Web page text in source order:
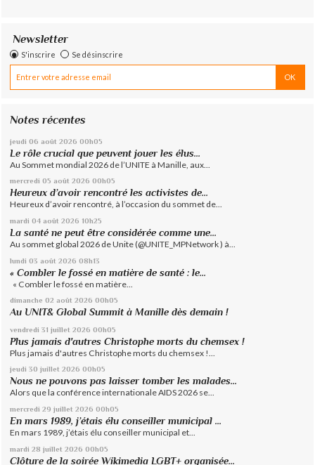
Newsletter
S'inscrire Se désinscrire
Notes récentes
jeudi 06 août 2026 00h05
Le rôle crucial que peuvent jouer les élus...
Au Sommet mondial 2026 de l’UNITE à Manille, aux...
mercredi 05 août 2026 00h05
Heureux d’avoir rencontré les activistes de...
Heureux d’avoir rencontré, à l’occasion du sommet de...
mardi 04 août 2026 10h25
La santé ne peut être considérée comme une...
Au sommet global 2026 de Unite (@UNITE_MPNetwork ) à...
lundi 03 août 2026 08h13
« Combler le fossé en matière de santé : le...
« Combler le fossé en matière...
dimanche 02 août 2026 00h05
Au UNIT& Global Summit à Manille dès demain !
vendredi 31 juillet 2026 00h05
Plus jamais d'autres Christophe morts du chemsex !
Plus jamais d'autres Christophe morts du chemsex !...
jeudi 30 juillet 2026 00h05
Nous ne pouvons pas laisser tomber les malades...
Alors que la conférence internationale AIDS 2026 se...
mercredi 29 juillet 2026 00h05
En mars 1989, j’étais élu conseiller municipal ...
En mars 1989, j’étais élu conseiller municipal et...
mardi 28 juillet 2026 00h05
Clôture de la soirée Wikimedia LGBT+ organisée...